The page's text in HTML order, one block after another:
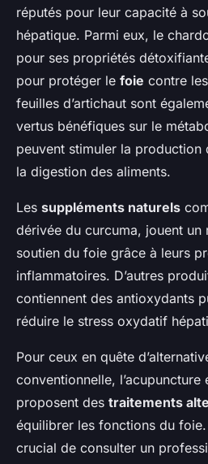
réputés pour leur capacité à
hépatique. Parmi eux, le
pour ses propriétés
pour protéger le foie contre
feuilles d’artichaut sont
vertus bénéfiques sur le
peuvent stimuler la production
la digestion des aliments.
Les suppléments naturels
dérivée du curcuma, jouent
soutien du foie grâce à leurs
inflammatoires. D’autres
contiennent des antioxydants
réduire le stress oxydatif
Pour ceux en quête
conventionnelle, l’acupuncture
proposent des traitements
équilibrer les fonctions du
crucial de consulter un